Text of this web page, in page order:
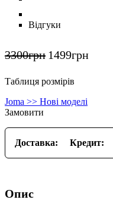
Відгуки
3300грн 1499грн
Таблиця розмірів
Joma >> Нові моделі
Замовити
Доставка: Кредит:
Опис